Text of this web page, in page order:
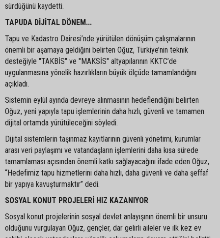
sürdüğünü kaydetti.
TAPUDA DİJİTAL DÖNEM...
Tapu ve Kadastro Dairesi’nde yürütülen dönüşüm çalışmalarının
önemli bir aşamaya geldiğini belirten Oğuz, Türkiye’nin teknik
desteğiyle "TAKBİS" ve "MAKSİS" altyapılarının KKTC’de
uygulanmasına yönelik hazırlıkların büyük ölçüde tamamlandığını
açıkladı.
Sistemin eylül ayında devreye alınmasının hedeflendiğini belirten
Oğuz, yeni yapıyla tapu işlemlerinin daha hızlı, güvenli ve tamamen
dijital ortamda yürütüleceğini söyledi.
Dijital sistemlerin taşınmaz kayıtlarının güvenli yönetimi, kurumlar
arası veri paylaşımı ve vatandaşların işlemlerini daha kısa sürede
tamamlaması açısından önemli katkı sağlayacağını ifade eden Oğuz,
“Hedefimiz tapu hizmetlerini daha hızlı, daha güvenli ve daha şeffaf
bir yapıya kavuşturmaktır” dedi.
SOSYAL KONUT PROJELERİ HIZ KAZANIYOR
Sosyal konut projelerinin sosyal devlet anlayışının önemli bir unsuru
olduğunu vurgulayan Oğuz, gençler, dar gelirli aileler ve ilk kez ev